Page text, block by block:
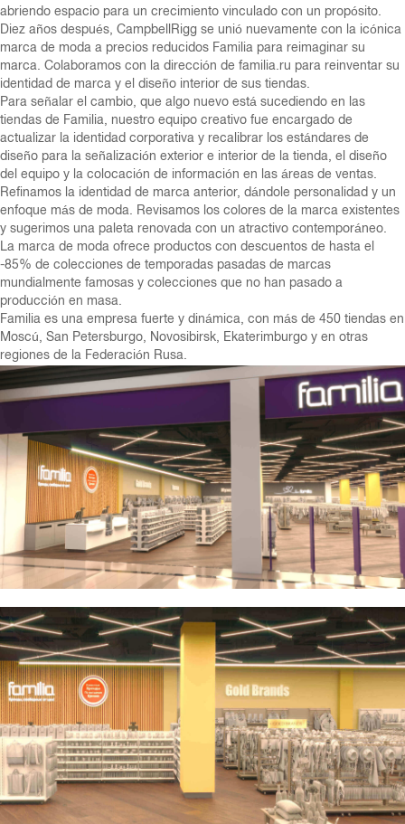
abriendo espacio para un crecimiento vinculado con un propósito.
Diez años después, CampbellRigg se unió nuevamente con la icónica
marca de moda a precios reducidos Familia para reimaginar su
marca. Colaboramos con la dirección de familia.ru para reinventar su
identidad de marca y el diseño interior de sus tiendas.
Para señalar el cambio, que algo nuevo está sucediendo en las
tiendas de Familia, nuestro equipo creativo fue encargado de
actualizar la identidad corporativa y recalibrar los estándares de
diseño para la señalización exterior e interior de la tienda, el diseño
del equipo y la colocación de información en las áreas de ventas.
Refinamos la identidad de marca anterior, dándole personalidad y un
enfoque más de moda. Revisamos los colores de la marca existentes
y sugerimos una paleta renovada con un atractivo contemporáneo.
La marca de moda ofrece productos con descuentos de hasta el
-85% de colecciones de temporadas pasadas de marcas
mundialmente famosas y colecciones que no han pasado a
producción en masa.
Familia es una empresa fuerte y dinámica, con más de 450 tiendas en
Moscú, San Petersburgo, Novosibirsk, Ekaterimburgo y en otras
regiones de la Federación Rusa.